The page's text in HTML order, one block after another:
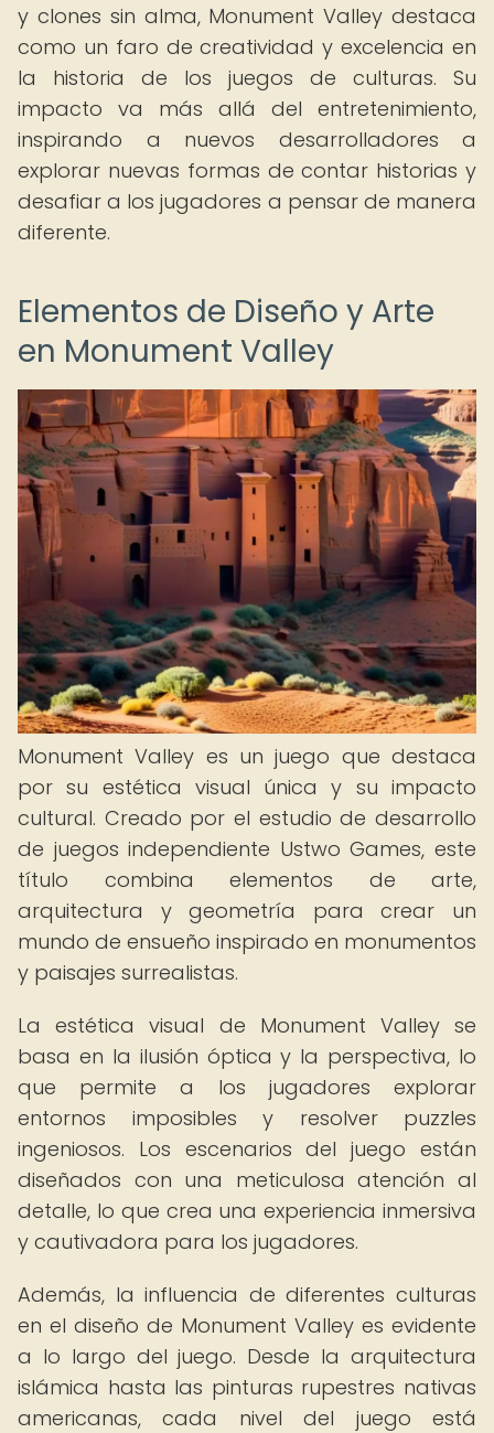
y clones sin alma, Monument Valley destaca
como un faro de creatividad y excelencia en
la historia de los juegos de culturas. Su
impacto va más allá del entretenimiento,
inspirando a nuevos desarrolladores a
explorar nuevas formas de contar historias y
desafiar a los jugadores a pensar de manera
diferente.
Elementos de Diseño y Arte
en Monument Valley
Monument Valley es un juego que destaca
por su estética visual única y su impacto
cultural. Creado por el estudio de desarrollo
de juegos independiente Ustwo Games, este
título combina elementos de arte,
arquitectura y geometría para crear un
mundo de ensueño inspirado en monumentos
y paisajes surrealistas.
La estética visual de Monument Valley se
basa en la ilusión óptica y la perspectiva, lo
que permite a los jugadores explorar
entornos imposibles y resolver puzzles
ingeniosos. Los escenarios del juego están
diseñados con una meticulosa atención al
detalle, lo que crea una experiencia inmersiva
y cautivadora para los jugadores.
Además, la influencia de diferentes culturas
en el diseño de Monument Valley es evidente
a lo largo del juego. Desde la arquitectura
islámica hasta las pinturas rupestres nativas
americanas, cada nivel del juego está